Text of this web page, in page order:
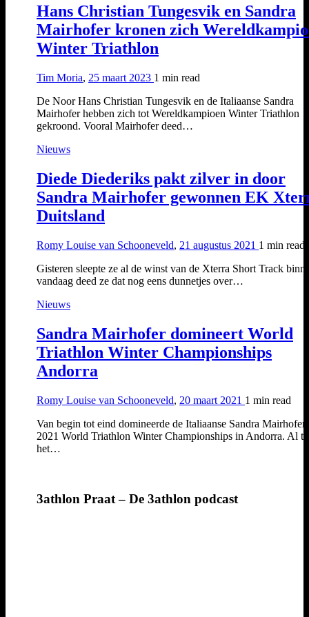
Hans Christian Tungesvik en Sandra
Mairhofer kronen zich
Winter Triathlon
Tim Moria, 25 maart 2023 1 min read
De Noor Hans Christian Tungesvik en de Italiaanse Sandra
Mairhofer hebben zich tot Wereldkampioen Winter Triathlon
gekroond. Vooral Mairhofer deed…
Nieuws
Diede Diederiks pakt zilver in door
Sandra Mairhofer gewonnen EK
Duitsland
Romy Louise van Schooneveld, 21 augustus 2021 1 min read
Gisteren sleepte ze al de winst van de Xterra Short Track
vandaag deed ze dat nog eens dunnetjes over…
Nieuws
Sandra Mairhofer domineert World
Triathlon Winter Championships
Andorra
Romy Louise van Schooneveld, 20 maart 2021 1 min read
Van begin tot eind domineerde de Italiaanse Sandra Mairhofer
2021 World Triathlon Winter Championships in Andorra. Al
het…
3athlon Praat – De 3athlon podcast